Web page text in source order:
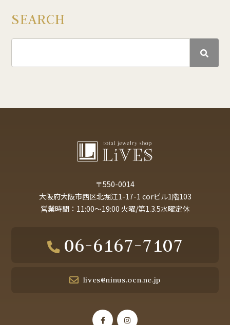
SEARCH
〒550-0014
大阪府大阪市西区北堀江1-17-1 corビル1階103
営業時間：11:00～19:00 火曜/第1.3.5水曜定休
06-6167-7107
lives@ninus.ocn.ne.jp